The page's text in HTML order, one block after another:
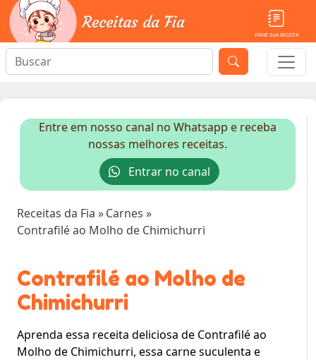
ENVIE SUA RECEITA
Entre em nosso canal no Whatsapp e receba
nossas melhores receitas.
Entrar no canal
Receitas da Fia »Carnes »
Contrafilé ao Molho de Chimichurri
Contrafilé ao Molho de
Chimichurri
Aprenda essa receita deliciosa de Contrafilé ao
Molho de Chimichurri, essa carne suculenta e